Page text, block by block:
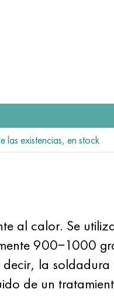
las existencias, en stock
al calor. Se
900−1000
la soldadura
de un